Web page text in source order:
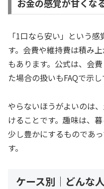
お金の感覚が甘くな
「1口なら安い」という
す。会費や維持費は積み
もあります。公式は、会
た場合の扱いもFAQで示し
やらないほうがよいのは
けることです。趣味は、
少し豊かにするものであ
す。
ケース別｜どんな